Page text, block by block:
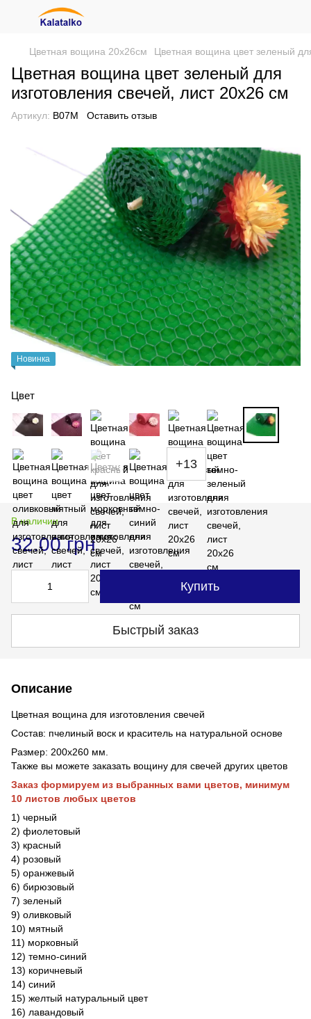
Цветная вощина 20х26см Цветная вощина цвет зеленый
Цветная вощина цвет зеленый для
изготовления свечей, лист 20х26 см
Артикул: В07М Оставить отзыв
Новинка
Цвет
+13
В наличии
32.00 грн
Купить
Быстрый заказ
Описание
Цветная вощина для изготовления свечей
Состав: пчелиный воск и краситель на натуральной основе
Размер: 200x260 мм.
Также вы можете заказать вощину для свечей других цветов
Заказ формируем из выбранных вами цветов, минимум
10 листов любых цветов
1) черный
2) фиолетовый
3) красный
4) розовый
5) оранжевый
6) бирюзовый
7) зеленый
9) оливковый
10) мятный
11) морковный
12) темно-синий
13) коричневый
14) синий
15) желтый натуральный цвет
16) лавандовый